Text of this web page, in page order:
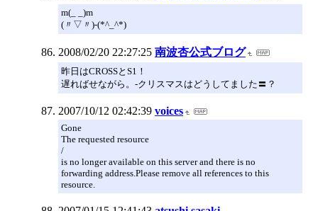
m(_ _)m
(〃▽〃)-(*^_^*)
2008/02/20 22:27:25 南波杏公式ブログ
昨日はCROSSとS1！
遅ればせながら。-クリスマスはどうしてました〓？
2007/10/12 02:42:39 voices
Gone
The requested resource
/
is no longer available on this server and there is no
forwarding address.Please remove all references to this
resource.